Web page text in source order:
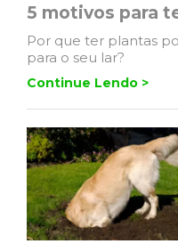
5 motivos para
Por que ter plantas
para o seu lar?
Continue Lendo >